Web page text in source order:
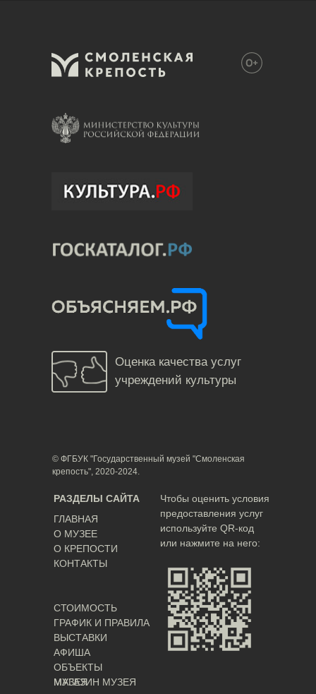
ГЛАВНАЯ
СТОИМОСТЬ
О МУЗЕЕ
О КРЕПОСТИ
КОНТАКТЫ
ГРАФИК И ПРАВИЛА
ВЫСТАВКИ
АФИША
ОБЪЕКТЫ
МУЗЕЯ
МАГАЗИН МУЗЕЯ
РАЗДЕЛЫ САЙТА
© ФГБУК "Государственный музей "Смоленская
крепость", 2020-2024.
Оценка качества услуг
учреждений культуры
Чтобы оценить условия
предоставления услуг
используйте QR-код
или нажмите на него: